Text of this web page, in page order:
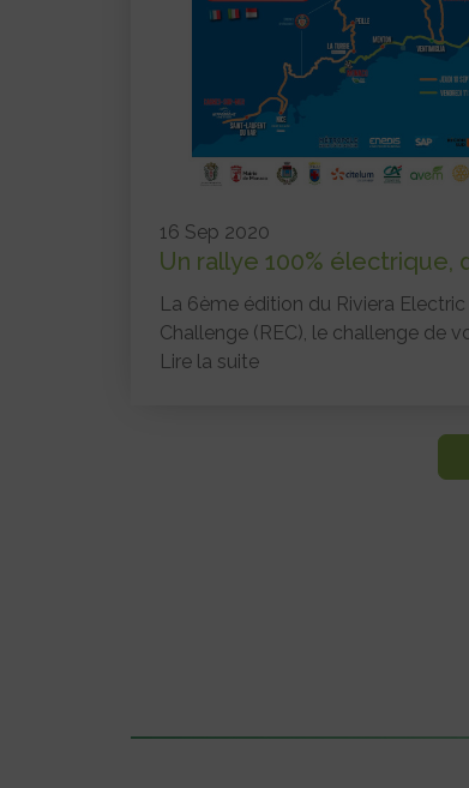
16 Sep 2020
Un rallye 100% électrique,
La 6ème édition du Riviera Electric
Challenge (REC), le challenge de
Lire la suite